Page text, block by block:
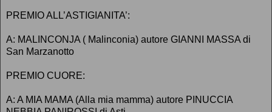
PREMIO ALL’ASTIGIANITA’:
A: MALINCONJA ( Malinconia) autore GIANNI MASSA di
San Marzanotto
PREMIO CUORE:
A: A MIA MAMA (Alla mia mamma) autore PINUCCIA